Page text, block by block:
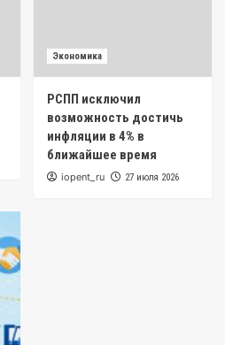
Экономика
РСПП исключил
возможность достичь
инфляции в 4% в
ближайшее время
iopent_ru 27 июля 2026